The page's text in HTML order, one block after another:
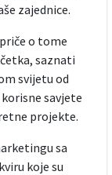
zajednice.
o tome
saznati
svijetu od
savjete
projekte.
sa
koje su